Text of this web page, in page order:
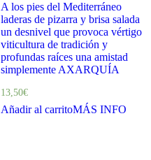
A los pies del Mediterráneo
laderas de pizarra y brisa salada
un desnivel que provoca vértigo
viticultura de tradición y
profundas raíces una amistad
simplemente AXARQUÍA
13,50€
Añadir al carritoMÁS INFO